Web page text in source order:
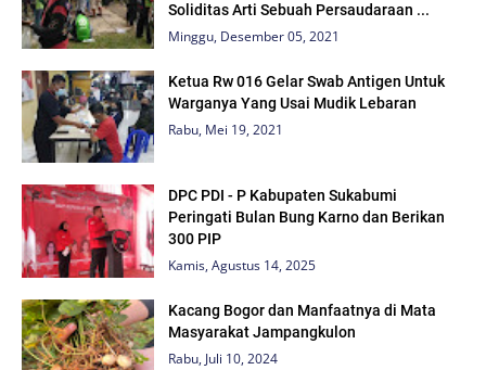
Soliditas Arti Sebuah Persaudaraan ...
Minggu, Desember 05, 2021
Ketua Rw 016 Gelar Swab Antigen Untuk
Warganya Yang Usai Mudik Lebaran
Rabu, Mei 19, 2021
DPC PDI - P Kabupaten Sukabumi
Peringati Bulan Bung Karno dan Berikan
300 PIP
Kamis, Agustus 14, 2025
Kacang Bogor dan Manfaatnya di Mata
Masyarakat Jampangkulon
Rabu, Juli 10, 2024